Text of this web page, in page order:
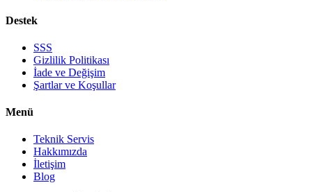
Destek
SSS
Gizlilik Politikası
İade ve Değişim
Şartlar ve Koşullar
Menü
Teknik Servis
Hakkımızda
İletişim
Blog